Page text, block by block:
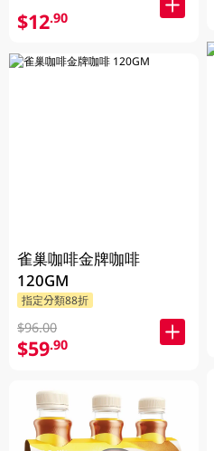
$12.90
雀巢咖啡金牌咖啡
120GM
指定分類88折
$96.00
$59.90